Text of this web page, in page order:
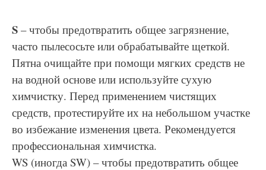
S – чтобы предотвратить общее загрязнение,
часто пылесосьте или обрабатывайте щеткой.
Пятна очищайте при помощи мягких средств не
на водной основе или используйте сухую
химчистку. Перед применением чистящих
средств, протестируйте их на небольшом участке
во избежание изменения цвета. Рекомендуется
профессиональная химчистка.
WS (иногда SW) – чтобы предотвратить общее